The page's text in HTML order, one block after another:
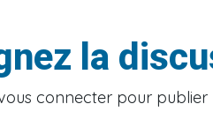
la
connecter pour publier